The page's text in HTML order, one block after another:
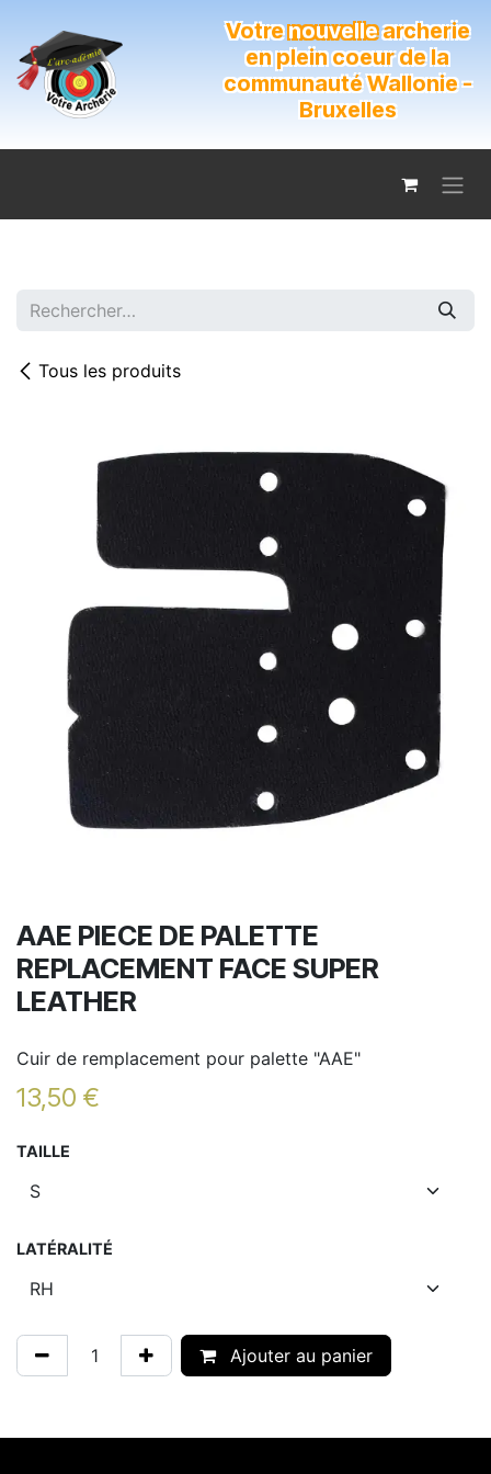
Votrenouvellearcherie
en plein coeur de la
communauté Wallonie -
Bruxelles
Tous les produits
AAE PIECE DE PALETTE
REPLACEMENT FACE SUPER
LEATHER
Cuir de remplacement pour palette "AAE"
13,50 €
TAILLE
LATÉRALITÉ
Ajouter au panier